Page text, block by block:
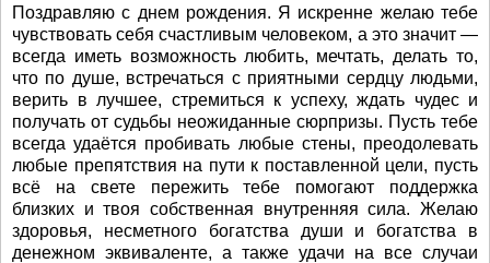
Поздравляю с днем рождения. Я искренне желаю тебе
чувствовать себя счастливым человеком, а это значит —
всегда иметь возможность любить, мечтать, делать то,
что по душе, встречаться с приятными сердцу людьми,
верить в лучшее, стремиться к успеху, ждать чудес и
получать от судьбы неожиданные сюрпризы. Пусть тебе
всегда удаётся пробивать любые стены, преодолевать
любые препятствия на пути к поставленной цели, пусть
всё на свете пережить тебе помогают поддержка
близких и твоя собственная внутренняя сила. Желаю
здоровья, несметного богатства души и богатства в
денежном эквиваленте, а также удачи на все случаи